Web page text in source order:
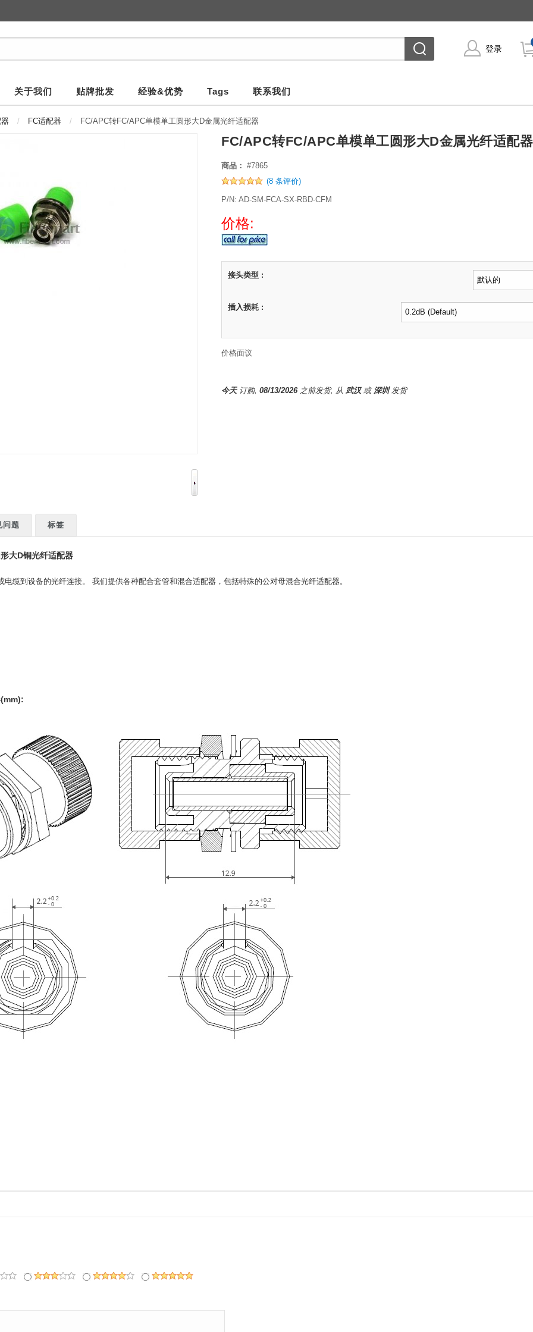
登录
关于我们 贴牌批发 经验&优势 Tags 联系我们
FC适配器 FC/APC转FC/APC单模单工圆形大D金属光纤适配器
FC/APC转FC/APC单模单工圆形大D金属光纤适配器
商品： #7865
(8 条评价)
P/N: AD-SM-FCA-SX-RBD-CFM
价格:
接头类型 :
插入损耗 :
价格面议
今天订购, 08/13/2026之前发货, 从 武汉或 深圳发货
问题 标签
大D铜光纤适配器
缆到设备的光纤连接。 我们提供各种配合套管和混合适配器，包括特殊的公对母混合光纤适配器。